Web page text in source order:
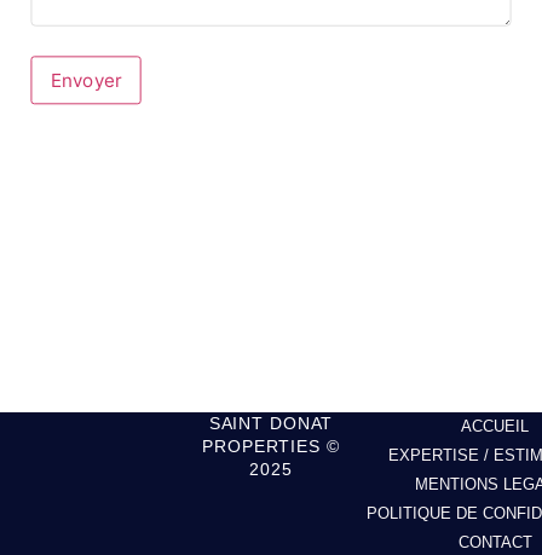
Envoyer
SAINT DONAT
PROPERTIES ©
2025
ACCUEIL
EXPERTISE /
MENTIONS
POLITIQUE DE
CONTACT